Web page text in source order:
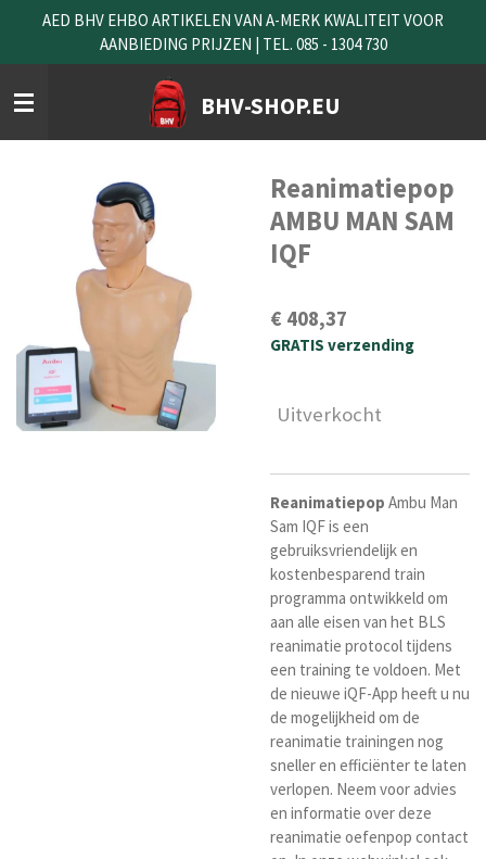
naar
de
hoofdinhoud
BHV-SHOP.EU
AED BHV EHBO ARTIKELEN VAN A-MERK KWALITEIT VOOR
AANBIEDING PRIJZEN | TEL. 085 - 1304 730
Reanimatiepop
AMBU MAN SAM
IQF
€ 408,37
GRATIS verzending
Uitverkocht
Reanimatiepop Ambu Man
Sam IQF is een
gebruiksvriendelijk en
kostenbesparend train
programma ontwikkeld om
aan alle eisen van het BLS
reanimatie protocol tijdens
een training te voldoen. Met
de nieuwe iQF-App heeft u nu
de mogelijkheid om de
reanimatie trainingen nog
sneller en efficiënter te laten
verlopen. Neem voor advies
en informatie over deze
reanimatie oefenpop contact